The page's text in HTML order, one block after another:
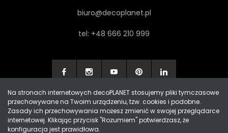
biuro@decoplanet.pl
tel: +48 666 210 999
Made with by Progres Media & decoPLANET
Na stronach internetowych decoPLANET stosujemy pliki tymczasowe
przechowywane na Twoim urządzeniu, tzw. cookies i podobne.
Zasady ich przechowywania możesz zmienić w swojej przeglądarce
internetowej. Klikając przycisk "Rozumiem" potwierdzasz, że
konfiguracja jest prawidłowa.